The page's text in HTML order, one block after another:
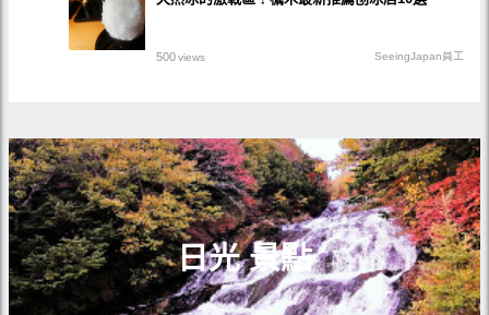
500views SeeingJapan員工
日光 景點